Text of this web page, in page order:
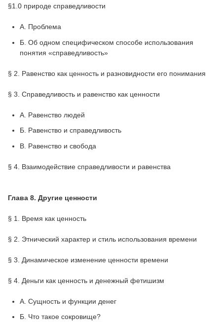
§1.0 природе справедливости
А. Проблема
Б. Об одном специфическом способе использования
понятия «справедливость»
§ 2. Равенство как ценность и разновидности его понимания
§ 3. Справедливость и равенство как ценности
A. Равенство людей
Б. Равенство и справедливость
B. Равенство и свобода
§ 4. Взаимодействие справедливости и равенства
Глава 8. Другие ценности
§ 1. Время как ценность
§ 2. Этнический характер и стиль использования времени
§ 3. Динамическое изменение ценности времени
§ 4. Деньги как ценность и денежный фетишизм
A. Сущность и функции денег
Б. Что такое сокровище?